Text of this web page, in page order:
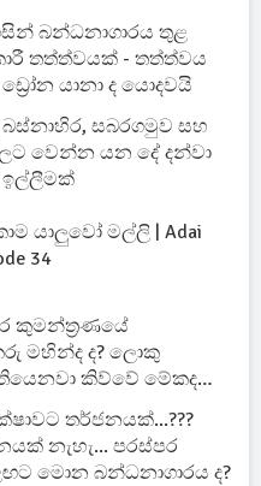
බන්ධනාගාරය තුළ
තත්ත්වයක් - තත්ත්වය
යානා ද යොදවයි
බස්නාහිර, සබරගමුව සහ
වෙන්න යන දේ දන්වා
යාලුවෝ මල්ලි | Adai
34
කුමන්ත්‍රණයේ
ද? ලොකු
කිව්වේ මේකද
තර්ජනයක්...???
නැහැ... පරස්පර
මොන බන්ධනාගාරය ද?